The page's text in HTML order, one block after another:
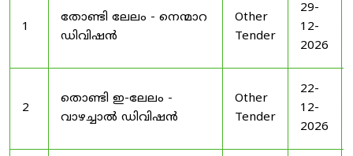
1
തോണ്ടി ലേലം - നെന്മാറ
ഡിവിഷൻ
Other
Tender
29-
12-
2026
2
തൊണ്ടി ഇ-ലേലം -
വാഴച്ചാൽ ഡിവിഷൻ
Other
Tender
22-
12-
2026